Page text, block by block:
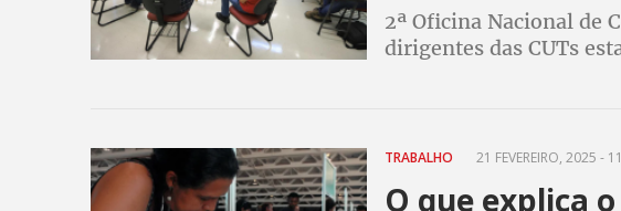
2ª Oficina Nacional de
dirigentes das CUTs
TRABALHO 21 FEVEREIRO, 2025 -
O que explica